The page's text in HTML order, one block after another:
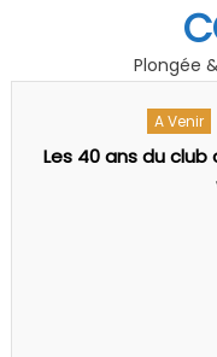
Plongée
A Venir